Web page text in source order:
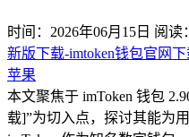
时间：2026年06月15日 阅读
新版下载-imtoken钱包官网
苹果
本文聚焦于 imToken 钱包
载]”为切入点，探讨其能为